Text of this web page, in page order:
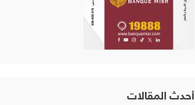
أحدث المقالات